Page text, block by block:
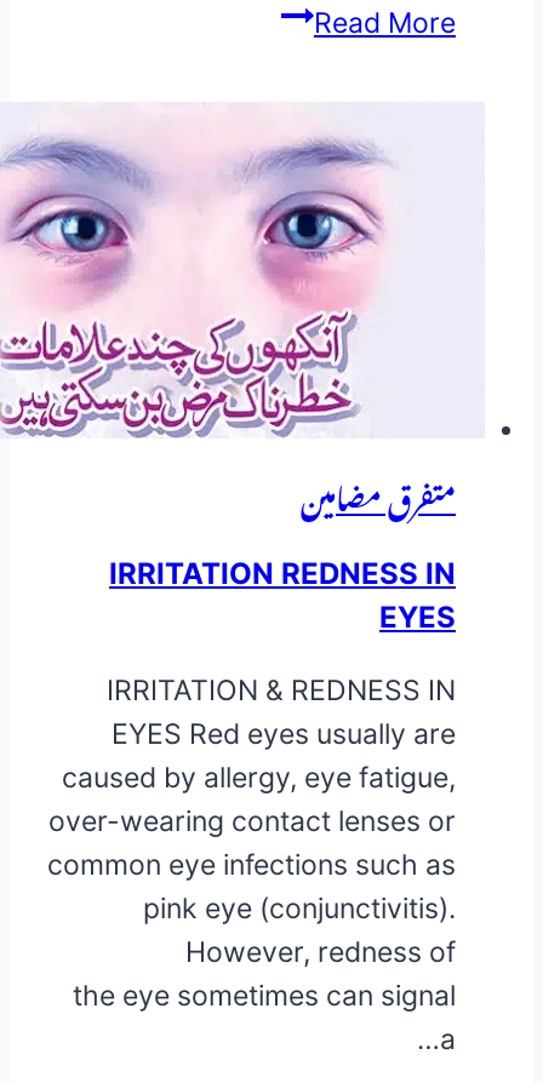
Read Moreگلے
کینسر
(Throat
Cancer)
متفرق مضامین
IRRITATION REDNESS IN
EYES
IRRITATION & REDNESS IN
EYES Red eyes usually are
caused by allergy, eye fatigue,
over-wearing contact lenses or
common eye infections such as
pink eye (conjunctivitis).
However, redness of
the eye sometimes can signal
a…